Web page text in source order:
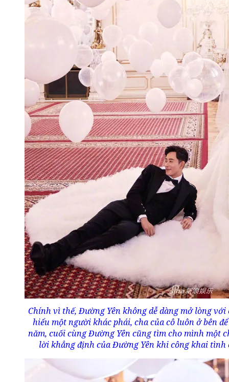
Chính vì thế, Đường Yên không dễ dàng mở lòng
hiểu một người khác phái, cha của cô luôn ở bên
năm, cuối cùng Đường Yên cũng tìm cho mình một
lời khẳng định của Đường Yên khi công khai tình